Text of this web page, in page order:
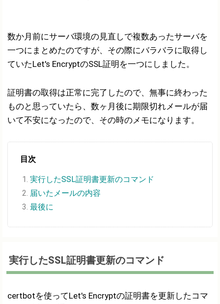
数か月前にサーバ環境の見直しで複数あったサーバを
一つにまとめたのですが、その際にバラバラに取得し
ていたLet's EncryptのSSL証明を一つにしました。
証明書の取得は正常に完了したので、無事に終わった
ものと思っていたら、数ヶ月後に期限切れメールが届
いて不安になったので、その時のメモになります。
目次
実行したSSL証明書更新のコマンド
届いたメールの内容
最後に
実行したSSL証明書更新のコマンド
certbotを使ってLet's Encryptの証明書を更新したコマ